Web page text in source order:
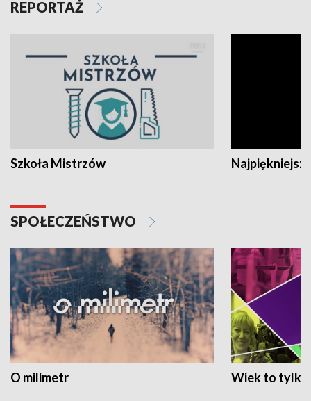
REPORTAŻ
Szkoła Mistrzów
SPOŁECZEŃSTWO
O milimetr Wiek to tylko